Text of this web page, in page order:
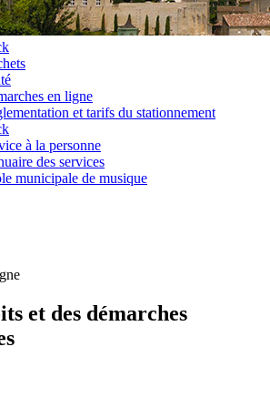
en ligne
et tarifs du stationnement
à la personne
des services
municipale de musique
et des démarches